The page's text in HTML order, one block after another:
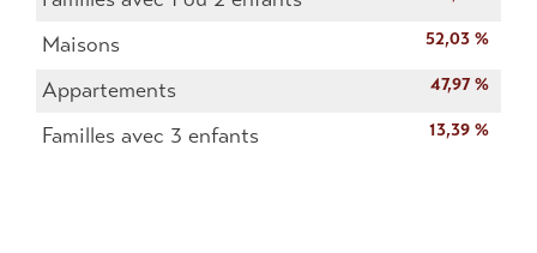
Maisons 52,03 %
Appartements 47,97 %
Familles avec 3 enfants 13,39 %